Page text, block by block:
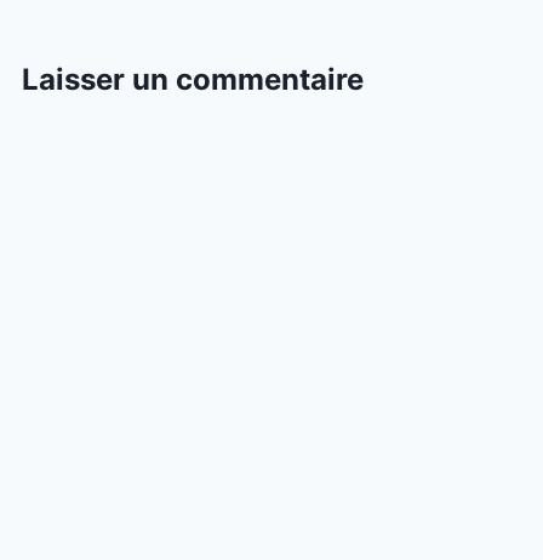
Laisser un commentaire